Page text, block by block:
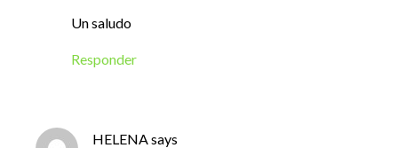
Un saludo
Responder
HELENA says